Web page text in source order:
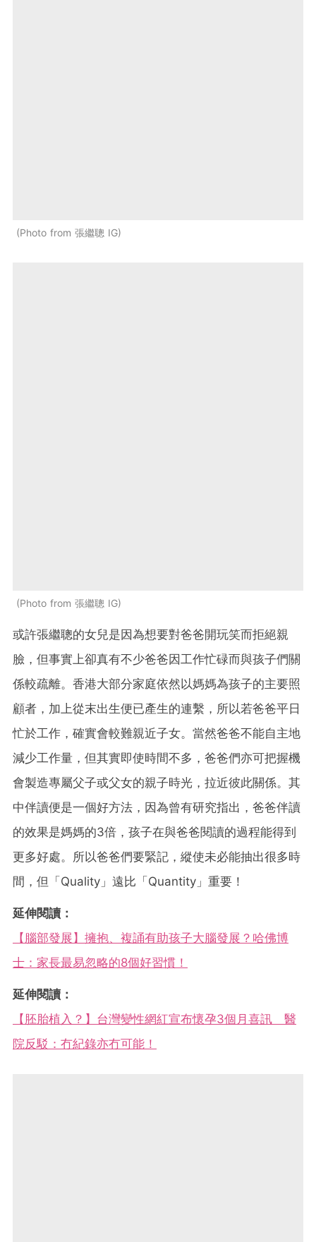
Photo from 張繼聰 IG
Photo from 張繼聰 IG
或許張繼聰的女兒是因為想要對爸爸開玩笑而拒絕親
臉，但事實上卻真有不少爸爸因工作忙碌而與孩子們關
係較疏離。香港大部分家庭依然以媽媽為孩子的主要照
顧者，加上從末出生便已產生的連繫，所以若爸爸平日
忙於工作，確實會較難親近子女。當然爸爸不能自主地
減少工作量，但其實即使時間不多，爸爸們亦可把握機
會製造專屬父子或父女的親子時光，拉近彼此關係。其
中伴讀便是一個好方法，因為曾有研究指出，爸爸伴讀
的效果是媽媽的3倍，孩子在與爸爸閱讀的過程能得到
更多好處。所以爸爸們要緊記，縱使未必能抽出很多時
間，但「Quality」遠比「Quantity」重要！
延伸閱讀：
【腦部發展】擁抱、複誦有助孩子大腦發展？哈佛博
士：家長最易忽略的8個好習慣！
延伸閱讀：
【胚胎植入？】台灣變性網紅宣布懷孕3個月喜訊 醫
院反駁：冇紀錄亦冇可能！